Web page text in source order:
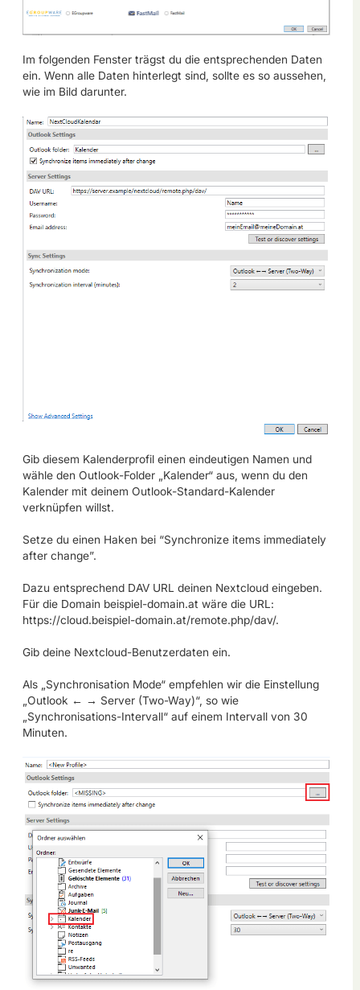
Im folgenden Fenster trägst du die entsprechenden Daten
ein. Wenn alle Daten hinterlegt sind, sollte es so aussehen,
wie im Bild darunter.
Gib diesem Kalenderprofil einen eindeutigen Namen und
wähle den Outlook-Folder „Kalender“ aus, wenn du den
Kalender mit deinem Outlook-Standard-Kalender
verknüpfen willst.
Setze du einen Haken bei “Synchronize items immediately
after change”.
Dazu entsprechend DAV URL deinen Nextcloud eingeben.
Für die Domain beispiel-domain.at wäre die URL:
https://cloud.beispiel-domain.at/remote.php/dav/.
Gib deine Nextcloud-Benutzerdaten ein.
Als „Synchronisation Mode“ empfehlen wir die Einstellung
„Outlook ← → Server (Two-Way)“, so wie
„Synchronisations-Intervall“ auf einem Intervall von 30
Minuten.